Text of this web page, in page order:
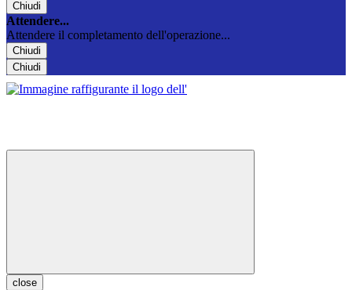
Chiudi
Attendere...
Attendere il completamento dell'operazione...
Chiudi
Chiudi
close